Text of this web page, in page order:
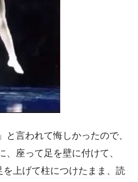
と言われて悔しかったので、
、座って足を壁に付けて、
上げて柱につけたまま、読